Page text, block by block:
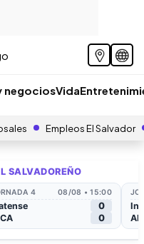
negociosVida
Empleos El Salvador